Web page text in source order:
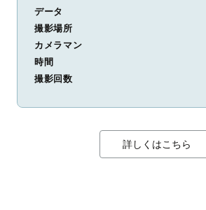
データ
撮影場所
カメラマン
時間
撮影回数
詳しくはこちら